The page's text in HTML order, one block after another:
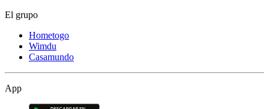
El grupo
Hometogo
Wimdu
Casamundo
App